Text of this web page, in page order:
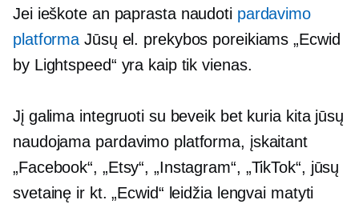
Jei ieškote an paprasta naudoti pardavimo
platforma Jūsų el. prekybos poreikiams „Ecwid
by Lightspeed“ yra kaip tik vienas.
Jį galima integruoti su beveik bet kuria kita jūsų
naudojama pardavimo platforma, įskaitant
„Facebook“, „Etsy“, „Instagram“, „TikTok“, jūsų
svetainę ir kt. „Ecwid“ leidžia lengvai matyti